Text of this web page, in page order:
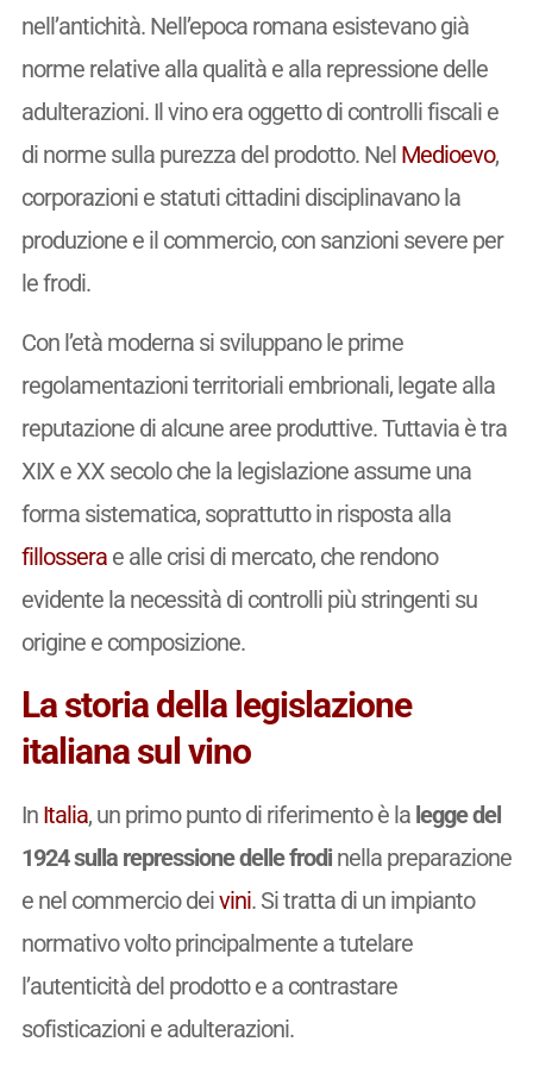
nell’antichità. Nell’epoca romana esistevano già
norme relative alla qualità e alla repressione delle
adulterazioni. Il vino era oggetto di controlli fiscali e
di norme sulla purezza del prodotto. Nel Medioevo,
corporazioni e statuti cittadini disciplinavano la
produzione e il commercio, con sanzioni severe per
le frodi.
Con l’età moderna si sviluppano le prime
regolamentazioni territoriali embrionali, legate alla
reputazione di alcune aree produttive. Tuttavia è tra
XIX e XX secolo che la legislazione assume una
forma sistematica, soprattutto in risposta alla
fillosserae alle crisi di mercato, che rendono
evidente la necessità di controlli più stringenti su
origine e composizione.
La storia della legislazione
italiana sul vino
In Italia, un primo punto di riferimento è la legge del
1924 sulla repressione delle frodinella preparazione
e nel commercio deivini. Si tratta di un impianto
normativo volto principalmente a tutelare
l’autenticità del prodotto e a contrastare
sofisticazioni e adulterazioni.